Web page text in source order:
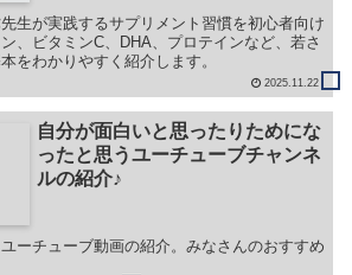
生が実践するサプリメント習慣を初心者向け
、ビタミンC、DHA、プロテインなど、若さ
をわかりやすく紹介します。
2025.11.22
自分が面白いと思ったりためにな
ったと思うユーチューブチャンネ
ルの紹介♪
ーチューブ動画の紹介。みなさんのおすすめ